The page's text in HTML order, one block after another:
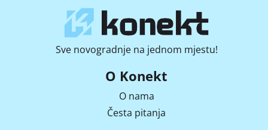
Sve novogradnje na jednom mjestu!
O Konekt
O nama
Česta pitanja